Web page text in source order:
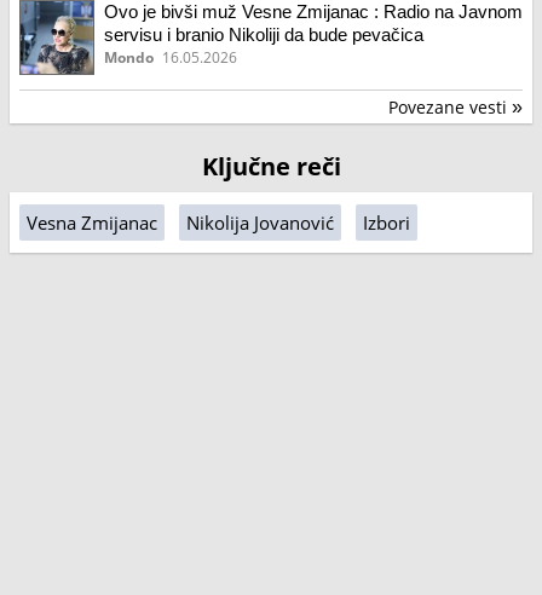
Ovo je bivši muž Vesne Zmijanac : Radio na Javnom
servisu i branio Nikoliji da bude pevačica
Mondo 16.05.2026
Povezane vesti »
Ključne reči
Vesna Zmijanac Nikolija Jovanović Izbori